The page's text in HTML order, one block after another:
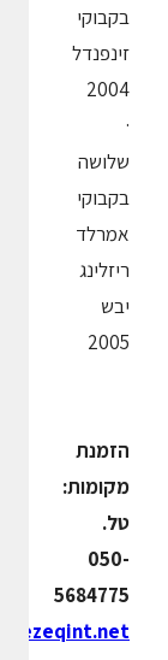
בקבוקי
זינפנדל
2004
·
שלושה
בקבוקי
אמרלד
ריזלינג
יבש
2005
הזמנת
מקומות:
טל.
050-
5684775